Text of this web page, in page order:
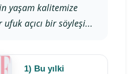
yaşam kalitemize
açıcı bir söyleşi...
1) Bu yılki